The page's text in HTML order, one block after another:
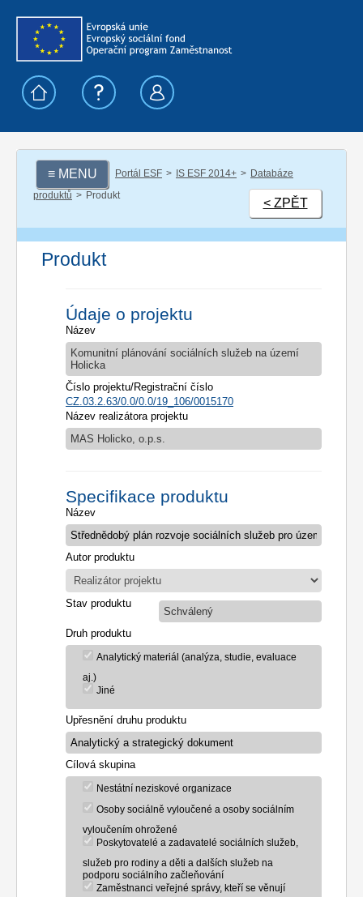
≡ MENU Portál ESF IS ESF 2014+
Databáze
produktů
Produkt
< ZPĚT
Produkt
Údaje o projektu
Název
Komunitní plánování sociálních služeb na území
Holicka
Číslo projektu/Registrační číslo
CZ.03.2.63/0.0/0.0/19_106/0015170
Název realizátora projektu
MAS Holicko, o.p.s.
Specifikace produktu
Název
Autor produktu
Stav produktu
Schválený
Druh produktu
Analytický materiál (analýza, studie, evaluace
aj.)
Jiné
Upřesnění druhu produktu
Cílová skupina
Nestátní neziskové organizace
Osoby sociálně vyloučené a osoby sociálním
vyloučením ohrožené
Poskytovatelé a zadavatelé sociálních služeb,
služeb pro rodiny a děti a dalších služeb na
podporu sociálního začleňování
Zaměstnanci veřejné správy, kteří se věnují